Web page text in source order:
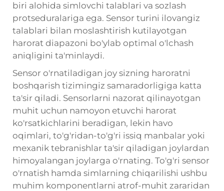
biri alohida simlovchi talablari va sozlash
protseduralariga ega. Sensor turini ilovangiz
talablari bilan moslashtirish kutilayotgan
harorat diapazoni bo'ylab optimal o'lchash
aniqligini ta'minlaydi.
Sensor o'rnatiladigan joy sizning haroratni
boshqarish tizimingiz samaradorligiga katta
ta'sir qiladi. Sensorlarni nazorat qilinayotgan
muhit uchun namoyon etuvchi harorat
ko'rsatkichlarini beradigan, lekin havo
oqimlari, to'g'ridan-to'g'ri issiq manbalar yoki
mexanik tebranishlar ta'sir qiladigan joylardan
himoyalangan joylarga o'rnating. To'g'ri sensor
o'rnatish hamda simlarning chiqarilishi ushbu
muhim komponentlarni atrof-muhit zararidan